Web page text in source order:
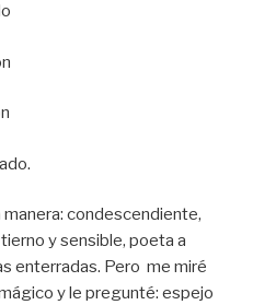
manera: condescendiente,
y sensible, poeta a
enterradas. Pero me miré
y le pregunté: espejo